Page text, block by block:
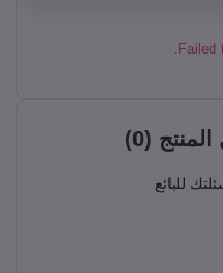
Failed
(0)
للبائع